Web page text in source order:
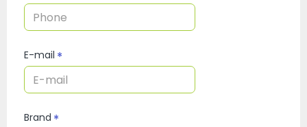
E-mail
Brand